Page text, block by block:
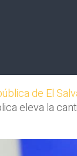
de El
eleva la